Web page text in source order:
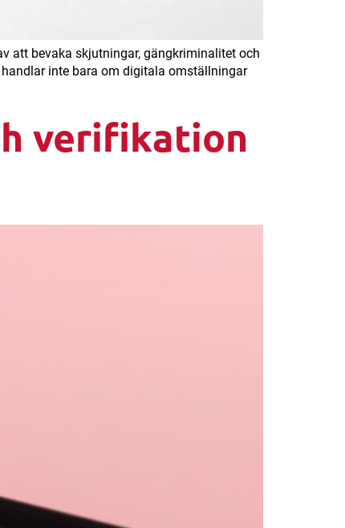
att bevaka skjutningar, gängkriminalitet och
inte bara om digitala omställningar
verifikation